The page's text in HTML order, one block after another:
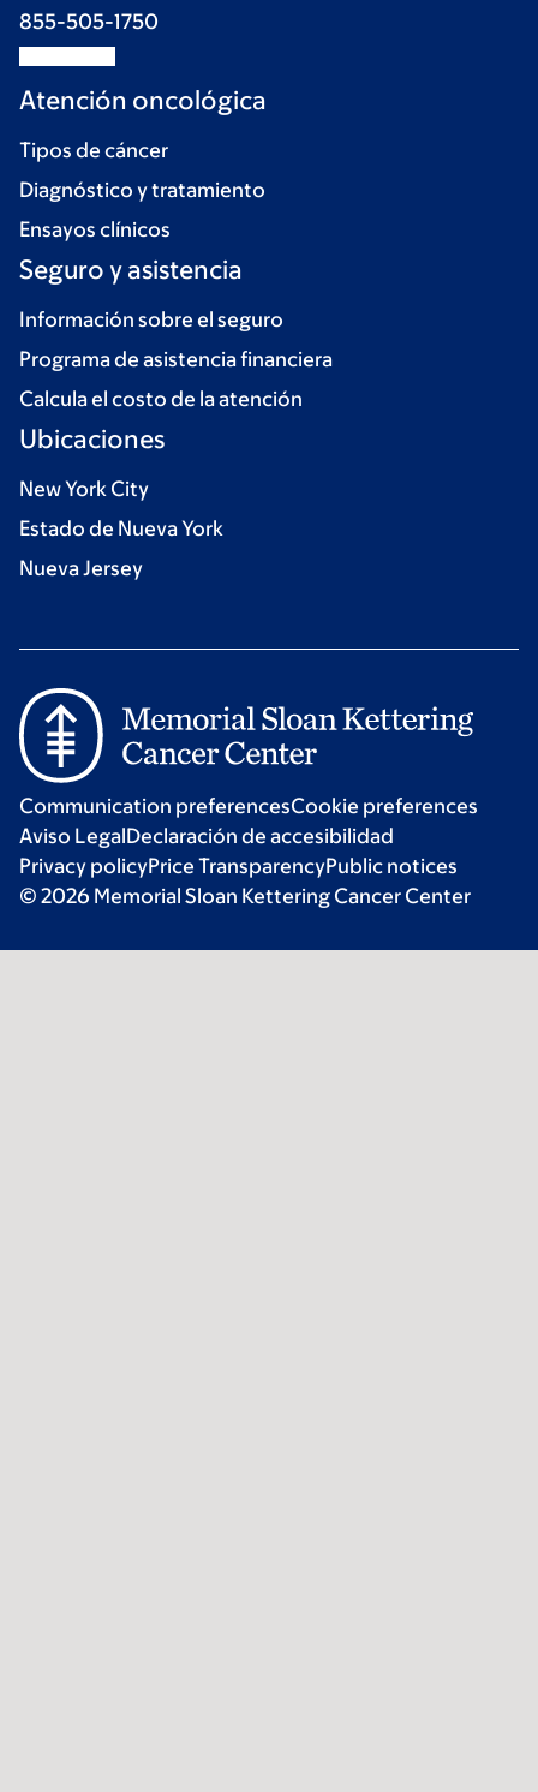
855-505-1750
Atención oncológica
Tipos de cáncer
Diagnóstico y tratamiento
Ensayos clínicos
Seguro y asistencia
Información sobre el seguro
Programa de asistencia financiera
Calcula el costo de la atención
Ubicaciones
New York City
Estado de Nueva York
Nueva Jersey
Communication preferencesCookie preferences
Aviso LegalDeclaración de accesibilidad
Privacy policyPrice TransparencyPublic notices
© 2026 Memorial Sloan Kettering Cancer Center